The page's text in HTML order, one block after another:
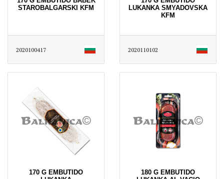
STAROBALGARSKI KFM
2020100417
LUKANKA SMYADOVSKA
KFM
2020110102
170 G EMBUTIDO
180 G EMBUTIDO